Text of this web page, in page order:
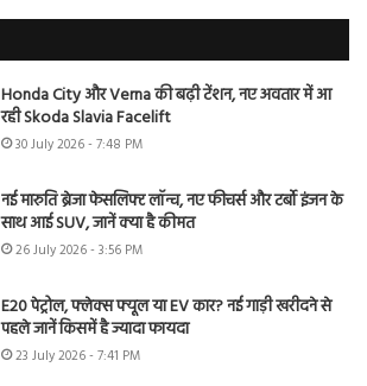
Honda City और Verna की बढ़ी टेंशन, नए अवतार में आ
रही Skoda Slavia Facelift
30 July 2026 - 7:48 PM
नई मारुति ब्रेजा फेसलिफ्ट लॉन्च, नए फीचर्स और टर्बो इंजन के
साथ आई SUV, जानें क्या है कीमत
26 July 2026 - 3:56 PM
E20 पेट्रोल, फ्लेक्स फ्यूल या EV कार? नई गाड़ी खरीदने से
पहले जानें किसमें है ज्यादा फायदा
23 July 2026 - 7:41 PM